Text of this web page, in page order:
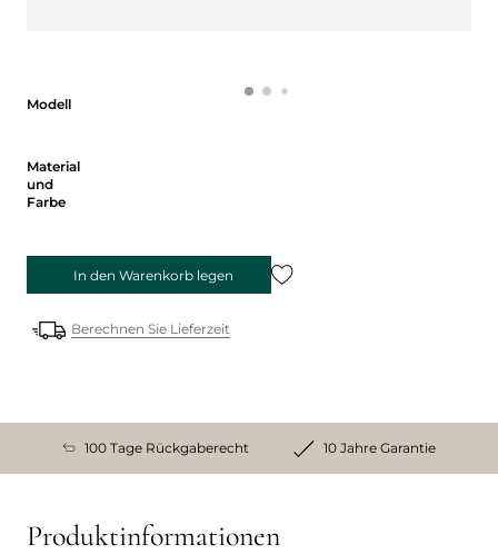
Modell
Material
und
Farbe
In den Warenkorb legen
Berechnen Sie Lieferzeit
100 Tage Rückgaberecht 10 Jahre Garantie
Produktinformationen